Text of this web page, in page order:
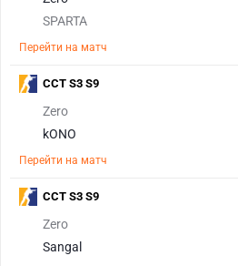
SPARTA
Перейти на матч
Zero
kONO
Перейти на матч
CCT S3 S9
Zero
Sangal
CCT S3 S9